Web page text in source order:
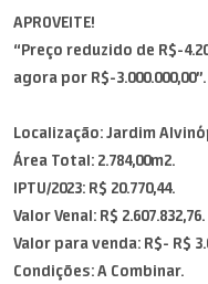
APROVEITE!
“Preço reduzido de R$-
agora por R$-3.000.000,00”.
Localização: Jardim
Área Total: 2.784,00m2.
IPTU/2023: R$ 20.770,44.
Valor Venal: R$ 2.607.832,76.
Valor para venda: R$- R$
Condições: A Combinar.